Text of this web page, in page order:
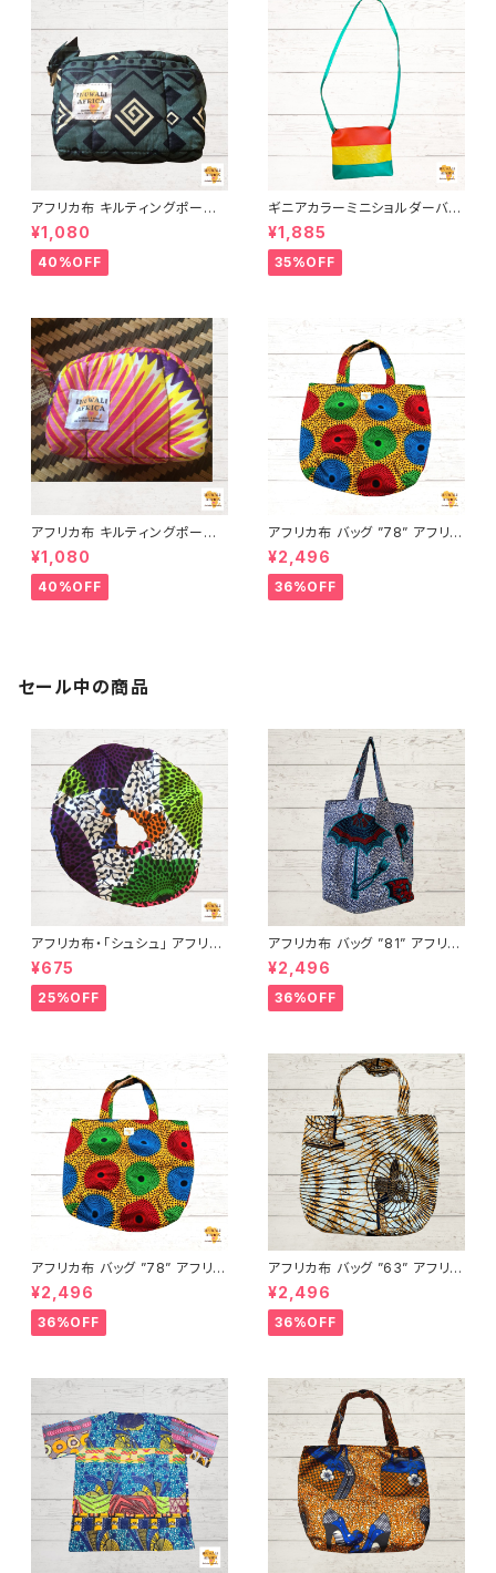
アフリカ布 キルティングポーチ
アフリカンプリント パーニュ カ
ンガ キテンゲ トートバッグ エコ
バッグ ギニア フェアトレード IN
UWALIAFRICA
¥1,080
40%OFF
ギニアカラーミニショルダーバッ
グ INUWALIAFRICA
¥1,885
35%OFF
アフリカ布 キルティングポーチ
アフリカンプリント パーニュ カ
ンガ キテンゲ トートバッグ エコ
バッグ ギニア フェアトレード IN
UWALIAFRICA
¥1,080
40%OFF
アフリカ布 バッグ ”78” アフリカ
ンプリント パーニュ カンガ キテ
ンゲ トートバッグ エコバッグ ギ
ニア フェアトレード INUWALIA
FRICA
¥2,496
36%OFF
セール中の商品
アフリカ布・「シュシュ」 アフリカ
ンプリント パーニュ カンガ キテ
ンゲ トートバッグ エコバッグ ギ
ニア フェアトレード INUWALIA
FRICA
¥675
25%OFF
アフリカ布 バッグ ”81” アフリカ
ンプリント パーニュ カンガ キテ
ンゲ トートバッグ エコバッグ ギ
ニア フェアトレード INUWALIA
FRICA
¥2,496
36%OFF
アフリカ布 バッグ ”78” アフリカ
ンプリント パーニュ カンガ キテ
ンゲ トートバッグ エコバッグ ギ
ニア フェアトレード INUWALIA
FRICA
¥2,496
36%OFF
アフリカ布 バッグ ”63” アフリカ
ンプリント パーニュ カンガ キテ
ンゲ トートバッグ エコバッグ ギ
ニア フェアトレード INUWALIA
FRICA
¥2,496
36%OFF